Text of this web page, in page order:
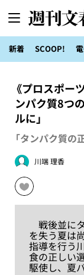
新着 SCOOP!
《プロスポー
ンパク質8つ
ルに」
「タンパク質の
川端 理香
戦後並に
を失う夏は
指導を行う
食の正しい
駆使し、夏